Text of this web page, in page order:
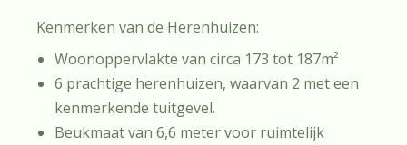
Kenmerken van de Herenhuizen:
Woonoppervlakte van circa 173 tot 187m²
6 prachtige herenhuizen, waarvan 2 met een
kenmerkende tuitgevel.
Beukmaat van 6,6 meter voor ruimtelijk